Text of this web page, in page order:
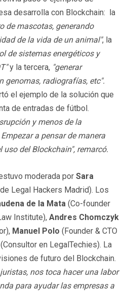
desarrolla con Blockchain: la
de mascotas, generando
de la vida de un animal", la
de sistemas energéticos y
y la tercera, "generar
genomas, radiografías, etc".
el ejemplo de la solución que
de entradas de fútbol.
y menos de la
a pensar de manera
uso del Blockchain", remarcó.
moderada por Sara
Legal Hackers Madrid). Los
de la Mata (Co-founder
Institute), Andres Chomczyk
Manuel Polo (Founder & CTO
(Consultor en LegalTechies). La
de futuro del Blockchain.
nos toca hacer una labor
para ayudar las empresas a